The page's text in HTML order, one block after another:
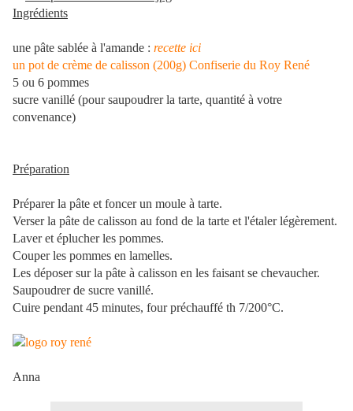
Ingrédients
une pâte sablée à l'amande : recette ici
un pot de crème de calisson (200g) Confiserie du Roy René
5 ou 6 pommes
sucre vanillé (pour saupoudrer la tarte, quantité à votre
convenance)
Préparation
Préparer la pâte et foncer un moule à tarte.
Verser la pâte de calisson au fond de la tarte et l'étaler légèrement.
Laver et éplucher les pommes.
Couper les pommes en lamelles.
Les déposer sur la pâte à calisson en les faisant se chevaucher.
Saupoudrer de sucre vanillé.
Cuire pendant 45 minutes, four préchauffé th 7/200°C.
Anna